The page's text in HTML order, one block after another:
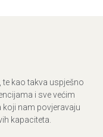
te kao takva uspješno
i sve većim
nam povjeravaju
kapaciteta.